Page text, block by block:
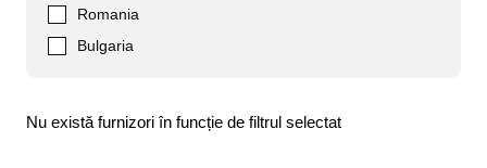
Romania
Bulgaria
Nu există furnizori în funcție de filtrul selectat